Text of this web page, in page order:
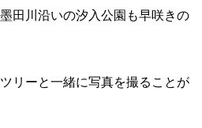
田川沿いの汐入公園も早咲きの
リーと一緒に写真を撮ることが